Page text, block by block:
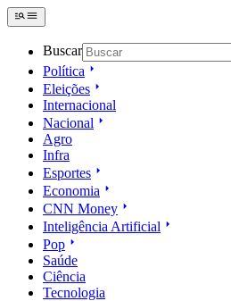
Buscar
Política
Eleições
Internacional
Nacional
Agro
Infra
Esportes
Economia
CNN Money
Inteligência Artificial
Pop
Saúde
Ciência
Tecnologia